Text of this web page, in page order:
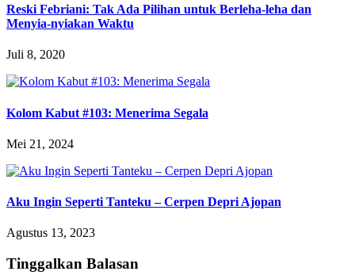
Reski Febriani: Tak Ada Pilihan untuk Berleha-leha dan
Menyia-nyiakan Waktu
Juli 8, 2020
Kolom Kabut #103: Menerima Segala
Mei 21, 2024
Aku Ingin Seperti Tanteku – Cerpen Depri Ajopan
Agustus 13, 2023
Tinggalkan Balasan